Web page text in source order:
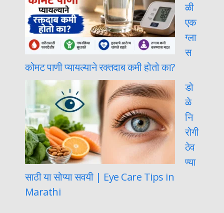
ळी
एक
ग्ला
स
कोमट पाणी प्यायल्याने रक्तदाब कमी होतो का?
डो
ळे
नि
रोगी
ठेव
ण्या
साठी या सोप्या सवयी | Eye Care Tips in
Marathi